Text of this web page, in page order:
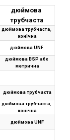
дюймова
трубчаста
дюймова трубчаста,
конічна
дюймова UNF
дюймова BSP або
метрична
дюймова трубчаста
дюймова трубчаста,
конічна
дюймова UNF